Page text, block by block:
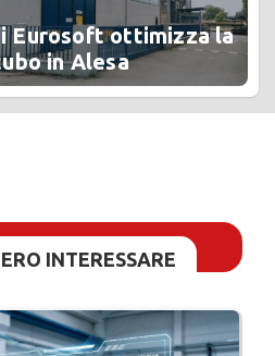
Eurosoft ottimizza la
in Alesa
INTERESSARE